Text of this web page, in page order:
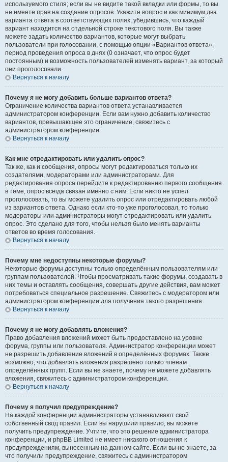
используемого стиля; если вы не видите такой вкладки или формы, то вы
не имеете прав на создание опросов. Укажите вопрос и как минимум два
варианта ответа в соответствующих полях, убедившись, что каждый
вариант находится на отдельной строке текстового поля. Вы также
можете задать количество вариантов, которые могут выбрать
пользователи при голосовании, с помощью опции «Вариантов ответа»,
период проведения опроса в днях (0 означает, что опрос будет
постоянным) и возможность пользователей изменять вариант, за который
они проголосовали.
Вернуться к началу
Почему я не могу добавить больше вариантов ответа?
Ограничение количества вариантов ответа устанавливается
администратором конференции. Если вам нужно добавить количество
вариантов, превышающее это ограничение, свяжитесь с
администратором конференции.
Вернуться к началу
Как мне отредактировать или удалить опрос?
Так же, как и сообщения, опросы могут редактироваться только их
создателями, модераторами или администраторами. Для
редактирования опроса перейдите к редактированию первого сообщения
в теме; опрос всегда связан именно с ним. Если никто не успел
проголосовать, то вы можете удалить опрос или отредактировать любой
из вариантов ответа. Однако если кто-то уже проголосовал, то только
модераторы или администраторы могут отредактировать или удалить
опрос. Это сделано для того, чтобы нельзя было менять варианты
ответов во время голосования.
Вернуться к началу
Почему мне недоступны некоторые форумы?
Некоторые форумы доступны только определённым пользователям или
группам пользователей. Чтобы просматривать такие форумы, создавать в
них темы и оставлять сообщения, совершать другие действия, вам может
потребоваться специальное разрешение. Свяжитесь с модератором или
администратором конференции для получения такого разрешения.
Вернуться к началу
Почему я не могу добавлять вложения?
Право добавления вложений может быть предоставлено на уровне
форума, группы или пользователя. Администратор конференции может
не разрешить добавление вложений в определённых форумах. Также
возможно, что добавлять вложения разрешено только членам
определённых групп. Если вы не знаете, почему не можете добавлять
вложения, свяжитесь с администратором конференции.
Вернуться к началу
Почему я получил предупреждение?
На каждой конференции администраторы устанавливают свой
собственный свод правил. Если вы нарушили правило, вы можете
получить предупреждение. Учтите, что это решение администратора
конференции, и phpBB Limited не имеет никакого отношения к
предупреждениям, вынесенным на данном сайте. Если вы не знаете, за
что получили предупреждение, свяжитесь с администратором